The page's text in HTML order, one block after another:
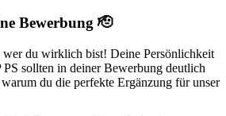
Bewerbung 🫡
wer du wirklich bist! Deine Persönlichkeit
sollten in deiner Bewerbung deutlich
du die perfekte Ergänzung für unser